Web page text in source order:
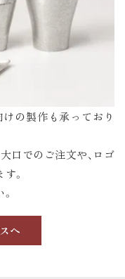
の製作も承っており
口でのご注文や、ロゴ
。
へ